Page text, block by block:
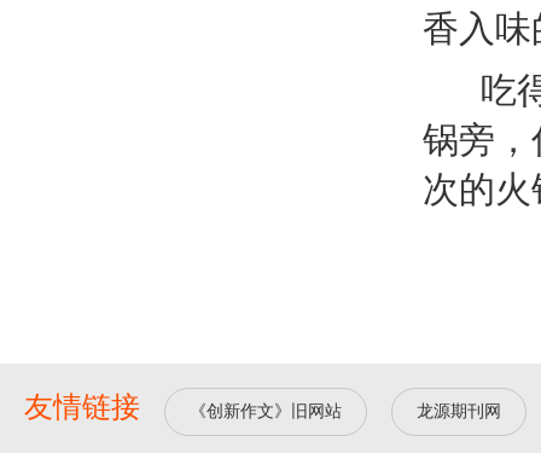
香入味
吃得
锅旁，
次的
友情链接 《创新作文》旧网站 龙源期刊网